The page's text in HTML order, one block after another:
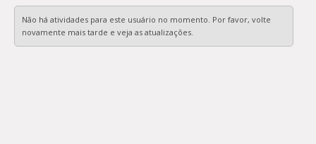
Não há atividades para este usuário no momento. Por favor, volte
novamente mais tarde e veja as atualizações.